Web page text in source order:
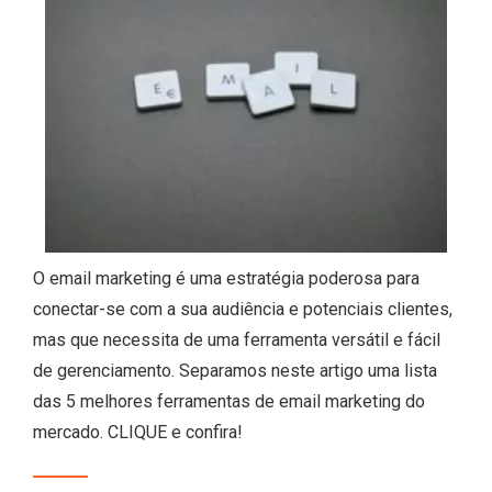
O email marketing é uma estratégia poderosa para
conectar-se com a sua audiência e potenciais clientes,
mas que necessita de uma ferramenta versátil e fácil
de gerenciamento. Separamos neste artigo uma lista
das 5 melhores ferramentas de email marketing do
mercado. CLIQUE e confira!